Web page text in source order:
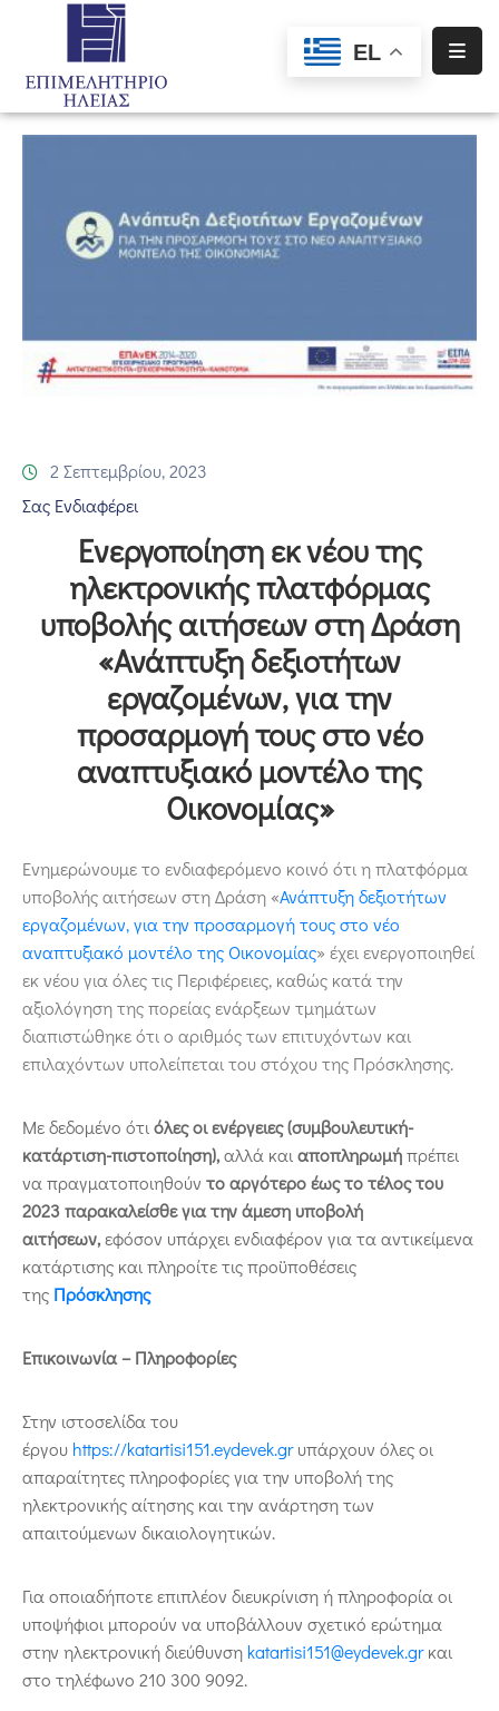
EL
Αρχική
Σύλλογοι
Ειδική
Πληροφόρηση
Επικοινωνία
2 Σεπτεμβρίου, 2023
Σας Ενδιαφέρει
Ενεργοποίηση εκ νέου της
ηλεκτρονικής πλατφόρμας
υποβολής αιτήσεων στη Δράση
«Ανάπτυξη δεξιοτήτων
εργαζομένων, για την
προσαρμογή τους στο νέο
αναπτυξιακό μοντέλο της
Οικονομίας»
Ενημερώνουμε το ενδιαφερόμενο κοινό ότι η πλατφόρμα
υποβολής αιτήσεων στη Δράση «Ανάπτυξη δεξιοτήτων
εργαζομένων, για την προσαρμογή τους στο νέο
αναπτυξιακό μοντέλο της Οικονομίας» έχει ενεργοποιηθεί
εκ νέου για όλες τις Περιφέρειες, καθώς κατά την
αξιολόγηση της πορείας ενάρξεων τμημάτων
διαπιστώθηκε ότι ο αριθμός των επιτυχόντων και
επιλαχόντων υπολείπεται του στόχου της Πρόσκλησης.
Με δεδομένο ότι όλες οι ενέργειες (συμβουλευτική-
κατάρτιση-πιστοποίηση),αλλά και αποπληρωμήπρέπει
να πραγματοποιηθούν το αργότερο έως το τέλος του
2023 παρακαλείσθε για την άμεση υποβολή
αιτήσεων,εφόσον υπάρχει ενδιαφέρον για τα αντικείμενα
κατάρτισης και πληροίτε τις προϋποθέσεις
της Πρόσκλησης
Επικοινωνία – Πληροφορίες
Στην ιστοσελίδα του
έργου https://katartisi151.eydevek.grυπάρχουν όλες οι
απαραίτητες πληροφορίες για την υποβολή της
ηλεκτρονικής αίτησης και την ανάρτηση των
απαιτούμενων δικαιολογητικών.
Για οποιαδήποτε επιπλέον διευκρίνιση ή πληροφορία οι
υποψήφιοι μπορούν να υποβάλλουν σχετικό ερώτημα
στην ηλεκτρονική διεύθυνση katartisi151@eydevek.grκαι
στο τηλέφωνο 210 300 9092.